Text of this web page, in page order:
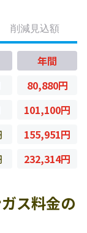
削減見込額
年間
80,880円
101,100円
155,951円
232,314円
ス料金の